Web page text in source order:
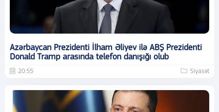
Azərbaycan Prezidenti İlham Əliyev ilə ABŞ Prezidenti
Donald Tramp arasında telefon danışığı olub
20:55 Siyasət